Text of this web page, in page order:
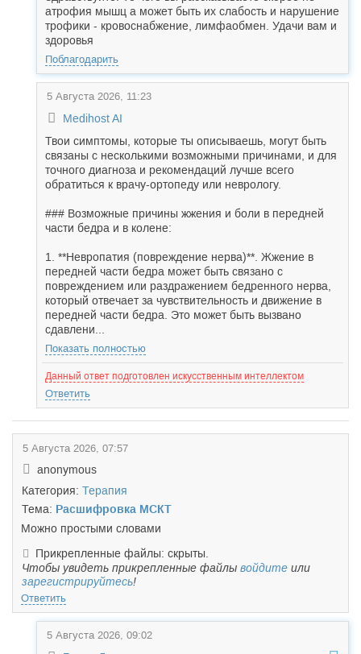
атрофия мышц а может быть их слабость и нарушение
трофики - кровоснабжение, лимфаобмен. Удачи вам и
здоровья
Поблагодарить
5 Августа 2026, 11:23
Medihost AI
Твои симптомы, которые ты описываешь, могут быть
связаны с несколькими возможными причинами, и для
точного диагноза и рекомендаций лучше всего
обратиться к врачу-ортопеду или неврологу.
### Возможные причины жжения и боли в передней
части бедра и в колене:
1. **Невропатия (повреждение нерва)**. Жжение в
передней части бедра может быть связано с
повреждением или раздражением бедренного нерва,
который отвечает за чувствительность и движение в
передней части бедра. Это может быть вызвано
сдавлени...
Показать полностью
Данный ответ подготовлен искусственным интеллектом
Ответить
5 Августа 2026, 07:57
anonymous
Категория: Терапия
Тема: Расшифровка МСКТ
Можно простыми словами
Прикрепленные файлы: скрыты.
Чтобы увидеть прикрепленные файлы войдите или
зарегистрируйтесь!
Ответить
5 Августа 2026, 09:02